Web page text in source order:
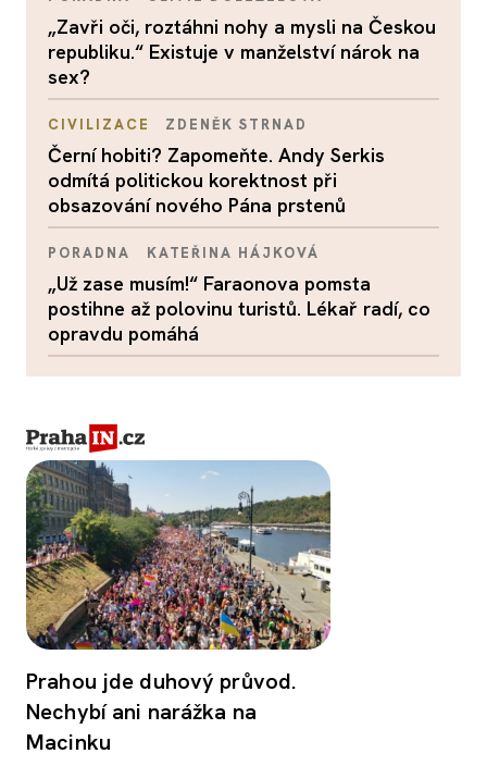
„Zavři oči, roztáhni nohy a mysli na Českou
republiku.“ Existuje v manželství nárok na
sex?
CIVILIZACE ZDENĚK STRNAD
Černí hobiti? Zapomeňte. Andy Serkis
odmítá politickou korektnost při
obsazování nového Pána prstenů
PORADNA KATEŘINA HÁJKOVÁ
„Už zase musím!“ Faraonova pomsta
postihne až polovinu turistů. Lékař radí, co
opravdu pomáhá
Prahou jde duhový průvod.
Nechybí ani narážka na
Macinku